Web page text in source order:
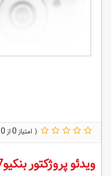
0
0
ویدئو پروژکتور بنکیوBENQ MS527